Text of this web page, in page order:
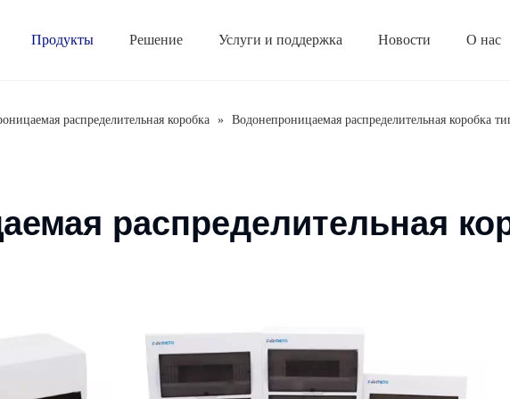
Продукты Решение Услуги и поддержка Новости О нас
распределительная коробка » Водонепроницаемая распределительная коробка
распределительная